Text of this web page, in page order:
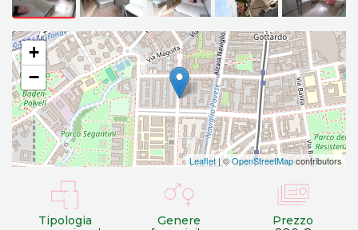
+
−
Leaflet| ©OpenStreetMapcontributors
Tipologia
Genere
Prezzo